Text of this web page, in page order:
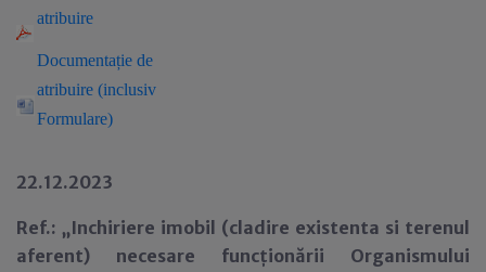
atribuire
Documentație de
atribuire (inclusiv
Formulare)
22.12.2023
Ref.: „Inchiriere imobil (cladire existenta si terenul
aferent) necesare funcționării Organismului